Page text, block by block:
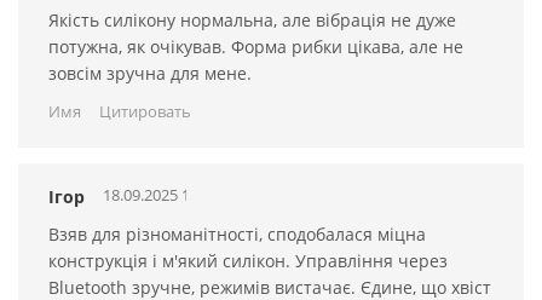
Якість силікону нормальна, але вібрація не дуже
потужна, як очікував. Форма рибки цікава, але не
зовсім зручна для мене.
Имя Цитировать
Ігор 18.09.2025 16:04:35
Взяв для різноманітності, сподобалася міцна
конструкція і м'який силікон. Управління через
Bluetooth зручне, режимів вистачає. Єдине, що хвіст